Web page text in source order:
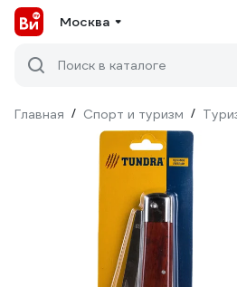
Москва
Поиск в каталоге
Главная / Спорт и туризм /